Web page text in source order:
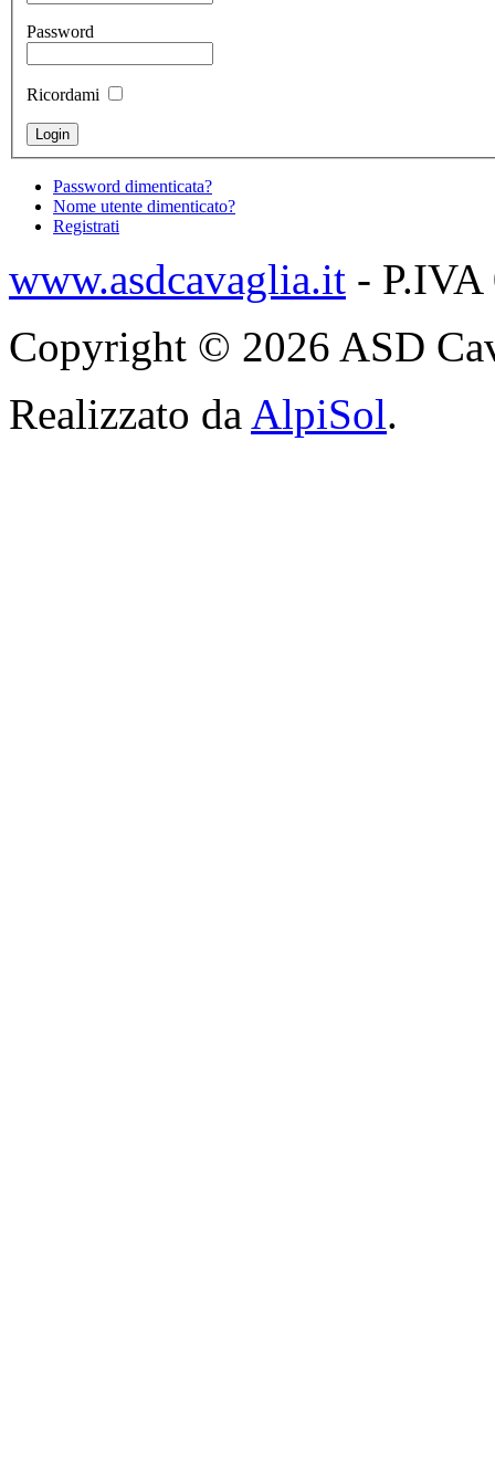
Password
Ricordami
Password dimenticata?
Nome utente dimenticato?
Registrati
www.asdcavaglia.it -
Copyright © 2026 ASD
Realizzato da AlpiSol.